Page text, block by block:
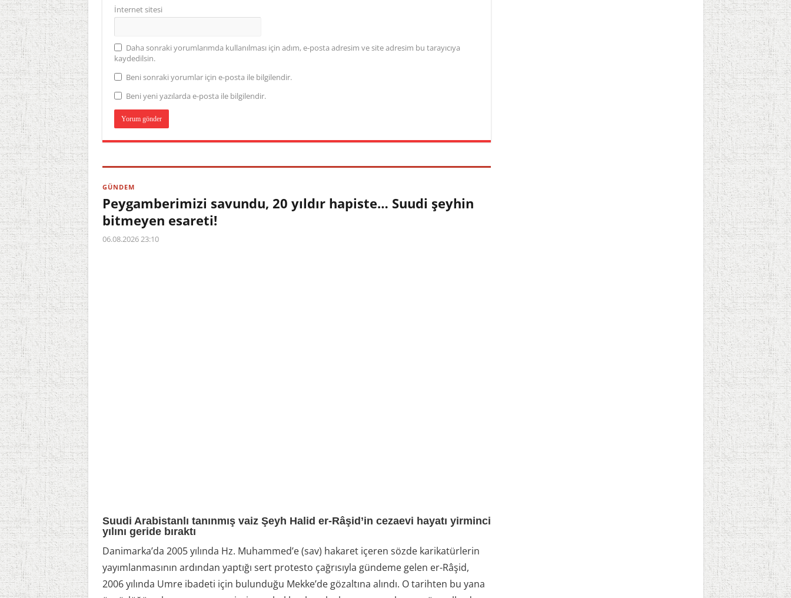
İnternet sitesi
Daha sonraki yorumlarımda kullanılması için adım, e-posta adresim ve site adresim bu tarayıcıya
kaydedilsin.
Beni sonraki yorumlar için e-posta ile bilgilendir.
Beni yeni yazılarda e-posta ile bilgilendir.
GÜNDEM
Peygamberimizi savundu, 20 yıldır hapiste… Suudi şeyhin
bitmeyen esareti!
06.08.2026 23:10
Suudi Arabistanlı tanınmış vaiz Şeyh Halid er-Râşid’in cezaevi hayatı yirminci
yılını geride bıraktı
Danimarka’da 2005 yılında Hz. Muhammed’e (sav) hakaret içeren sözde karikatürlerin
yayımlanmasının ardından yaptığı sert protesto çağrısıyla gündeme gelen er-Râşid,
2006 yılında Umre ibadeti için bulunduğu Mekke’de gözaltına alındı. O tarihten bu yana